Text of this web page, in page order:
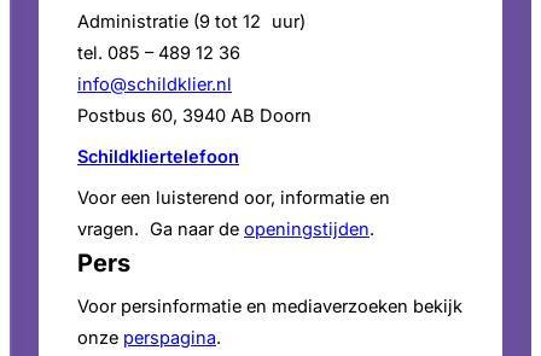
Administratie (9 tot 12 uur)
tel. 085 – 489 12 36
info@schildklier.nl
Postbus 60, 3940 AB Doorn
Schildkliertelefoon
Voor een luisterend oor, informatie en
vragen. Ga naar de openingstijden.
Pers
Voor persinformatie en mediaverzoeken bekijk
onze perspagina.